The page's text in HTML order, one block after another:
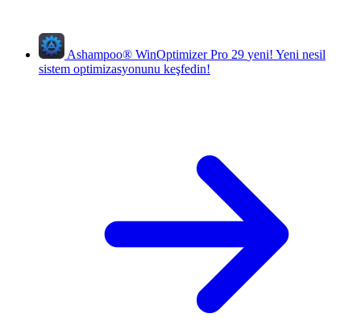
Ashampoo® WinOptimizer Pro 29 yeni! Yeni nesil
sistem optimizasyonunu keşfedin!